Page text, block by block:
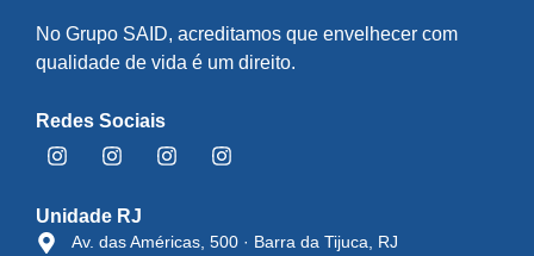
No Grupo SAID, acreditamos que envelhecer com
qualidade de vida é um direito.
Redes Sociais
Unidade RJ
Av. das Américas, 500 · Barra da Tijuca, RJ